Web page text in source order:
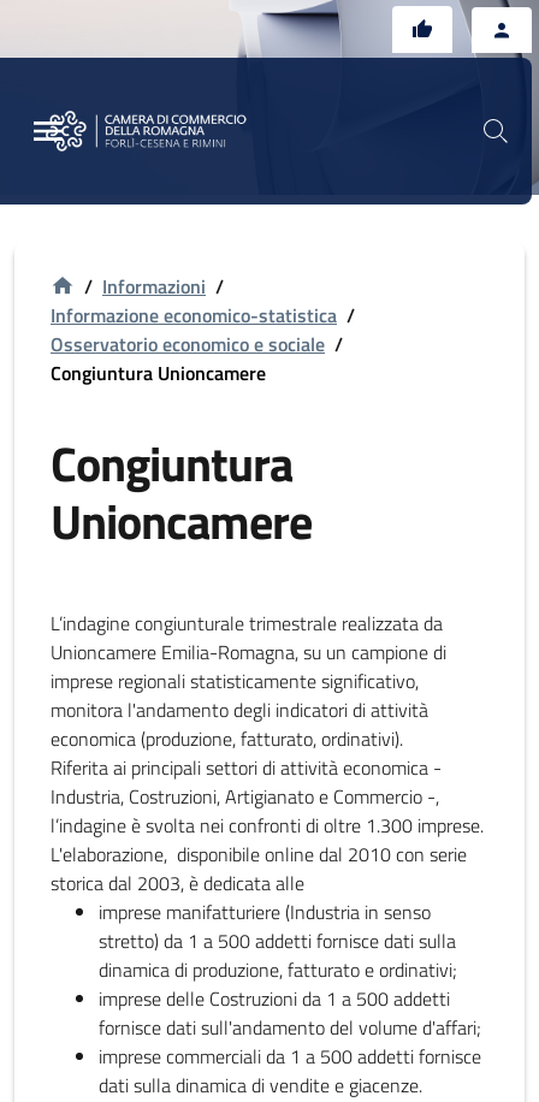
/ Informazioni /
Informazione economico-statistica /
Osservatorio economico e sociale /
Congiuntura Unioncamere
Congiuntura
Unioncamere
L’indagine congiunturale trimestrale realizzata da
Unioncamere Emilia-Romagna, su un campione di
imprese regionali statisticamente significativo,
monitora l'andamento degli indicatori di attività
economica (produzione, fatturato, ordinativi).
Riferita ai principali settori di attività economica -
Industria, Costruzioni, Artigianato e Commercio -,
l’indagine è svolta nei confronti di oltre 1.300 imprese.
L'elaborazione, disponibile online dal 2010 con serie
storica dal 2003, è dedicata alle
imprese manifatturiere (Industria in senso
stretto) da 1 a 500 addetti fornisce dati sulla
dinamica di produzione, fatturato e ordinativi;
imprese delle Costruzioni da 1 a 500 addetti
fornisce dati sull'andamento del volume d'affari;
imprese commerciali da 1 a 500 addetti fornisce
dati sulla dinamica di vendite e giacenze.